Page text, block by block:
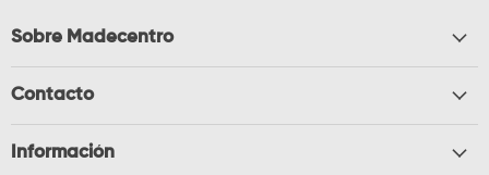
Sobre Madecentro
Contacto
Información